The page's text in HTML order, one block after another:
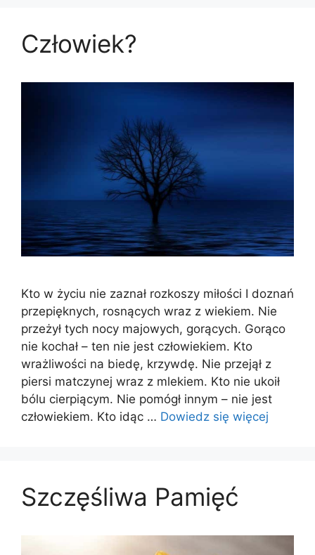
Człowiek?
Kto w życiu nie zaznał rozkoszy miłości I doznań
przepięknych, rosnących wraz z wiekiem. Nie
przeżył tych nocy majowych, gorących. Gorąco
nie kochał – ten nie jest człowiekiem. Kto
wrażliwości na biedę, krzywdę. Nie przejął z
piersi matczynej wraz z mlekiem. Kto nie ukoił
bólu cierpiącym. Nie pomógł innym – nie jest
człowiekiem. Kto idąc … Dowiedz się więcej
Szczęśliwa Pamięć